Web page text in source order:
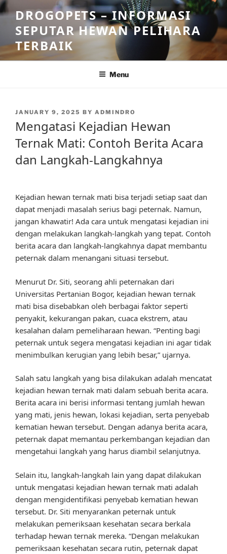
Skip
to
content
DROGOPETS – INFORMASI
SEPUTAR HEWAN PELIHARA
TERBAIK
Menu
POSTED
JANUARY 9, 2025 BY ADMINDRO
Mengatasi Kejadian Hewan
Ternak Mati: Contoh Berita Acara
dan Langkah-Langkahnya
Kejadian hewan ternak mati bisa terjadi setiap saat dan
dapat menjadi masalah serius bagi peternak. Namun,
jangan khawatir! Ada cara untuk mengatasi kejadian ini
dengan melakukan langkah-langkah yang tepat. Contoh
berita acara dan langkah-langkahnya dapat membantu
peternak dalam menangani situasi tersebut.
Menurut Dr. Siti, seorang ahli peternakan dari
Universitas Pertanian Bogor, kejadian hewan ternak
mati bisa disebabkan oleh berbagai faktor seperti
penyakit, kekurangan pakan, cuaca ekstrem, atau
kesalahan dalam pemeliharaan hewan. “Penting bagi
peternak untuk segera mengatasi kejadian ini agar tidak
menimbulkan kerugian yang lebih besar,” ujarnya.
Salah satu langkah yang bisa dilakukan adalah mencatat
kejadian hewan ternak mati dalam sebuah berita acara.
Berita acara ini berisi informasi tentang jumlah hewan
yang mati, jenis hewan, lokasi kejadian, serta penyebab
kematian hewan tersebut. Dengan adanya berita acara,
peternak dapat memantau perkembangan kejadian dan
mengetahui langkah yang harus diambil selanjutnya.
Selain itu, langkah-langkah lain yang dapat dilakukan
untuk mengatasi kejadian hewan ternak mati adalah
dengan mengidentifikasi penyebab kematian hewan
tersebut. Dr. Siti menyarankan peternak untuk
melakukan pemeriksaan kesehatan secara berkala
terhadap hewan ternak mereka. “Dengan melakukan
pemeriksaan kesehatan secara rutin, peternak dapat